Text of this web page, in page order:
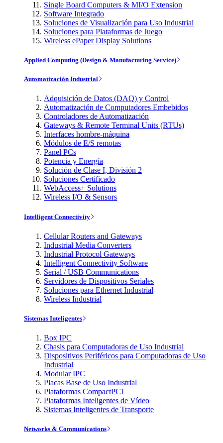
Single Board Computers & MI/O Extension
Software Integrado
Soluciones de Visualización para Uso Industrial
Soluciones para Plataformas de Juego
Wireless ePaper Display Solutions
Applied Computing (Design & Manufacturing Service)
Automatización Industrial
Adquisición de Datos (DAQ) y Control
Automatización de Computadores Embebidos
Controladores de Automatización
Gateways & Remote Terminal Units (RTUs)
Interfaces hombre-máquina
Módulos de E/S remotas
Panel PCs
Potencia y Energía
Solución de Clase I, División 2
Soluciones Certificado
WebAccess+ Solutions
Wireless I/O & Sensors
Intelligent Connectivity
Cellular Routers and Gateways
Industrial Media Converters
Industrial Protocol Gateways
Intelligent Connectivity Software
Serial / USB Communications
Servidores de Dispositivos Seriales
Soluciones para Ethernet Industrial
Wireless Industrial
Sistemas Inteligentes
Box IPC
Chasis para Computadoras de Uso Industrial
Dispositivos Periféricos para Computadoras de Uso
Industrial
Modular IPC
Placas Base de Uso Industrial
Plataformas CompactPCI
Plataformas Inteligentes de Vídeo
Sistemas Inteligentes de Transporte
Networks & Communications